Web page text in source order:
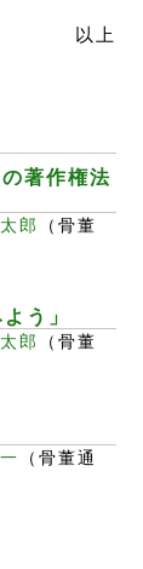
以上
著作権法
郎
（骨董
う」
郎
（骨董
（骨董通